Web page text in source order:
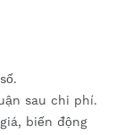
sau chi phí.
biến động